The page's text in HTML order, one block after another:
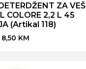
ZA VEŠ
COLORE 2,2 L 45
(Artikal 118)
8,50 KM